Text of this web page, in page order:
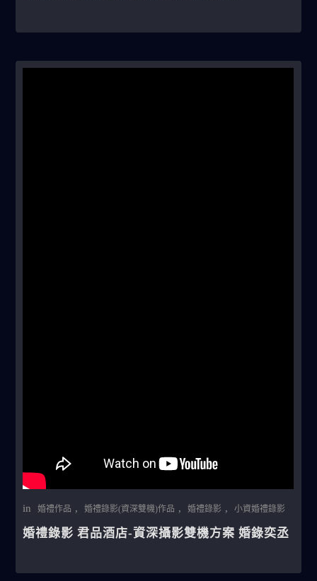
in 婚禮作品 , 婚禮錄影(資深雙機)作品 , 婚禮錄影 , 小資婚禮錄影
婚禮錄影 君品酒店-資深攝影雙機方案 婚錄奕丞